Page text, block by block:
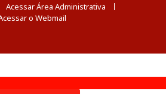
Acessar Área Administrativa
o Webmail